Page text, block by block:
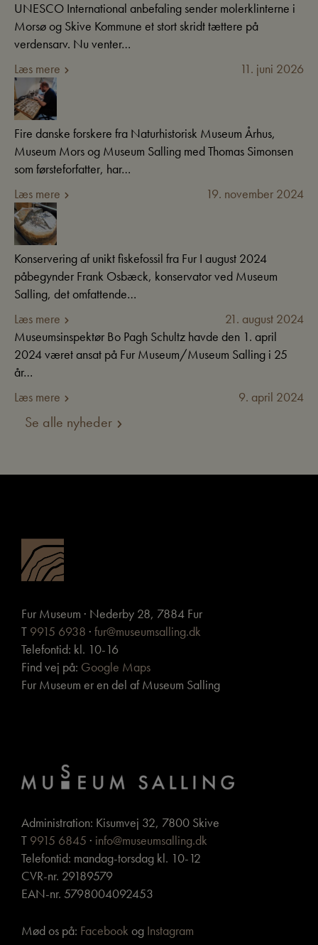
UNESCO International anbefaling sender molerklinterne i
Morsø og Skive Kommune et stort skridt tættere på
verdensarv. Nu venter…
Læs mere
11. juni 2026
Fire danske forskere fra Naturhistorisk Museum Århus,
Museum Mors og Museum Salling med Thomas Simonsen
som førsteforfatter, har…
Læs mere
19. november 2024
Konservering af unikt fiskefossil fra Fur I august 2024
påbegynder Frank Osbæck, konservator ved Museum
Salling, det omfattende…
Læs mere
21. august 2024
Museumsinspektør Bo Pagh Schultz havde den 1. april
2024 været ansat på Fur Museum/Museum Salling i 25
år…
Læs mere
9. april 2024
Se alle nyheder
Fur Museum · Nederby 28, 7884 Fur
T 9915 6938 · fur@museumsalling.dk
Telefontid: kl. 10-16
Find vej på: Google Maps
Fur Museum er en del af Museum Salling
Administration: Kisumvej 32, 7800 Skive
T 9915 6845 · info@museumsalling.dk
Telefontid: mandag-torsdag kl. 10-12
CVR-nr. 29189579
EAN-nr. 5798004092453
Mød os på: Facebook og Instagram